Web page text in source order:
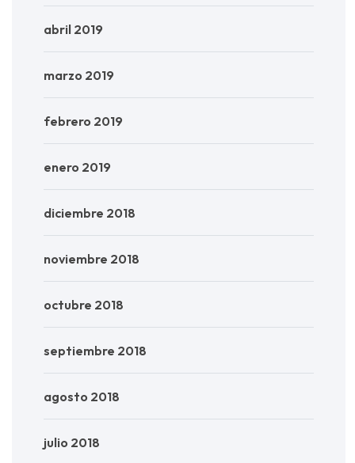
abril 2019
marzo 2019
febrero 2019
enero 2019
diciembre 2018
noviembre 2018
octubre 2018
septiembre 2018
agosto 2018
julio 2018